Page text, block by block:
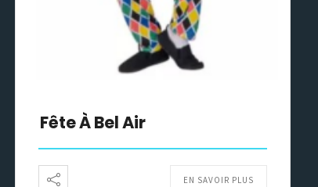
Fête À Bel Air
EN SAVOIR PLUS